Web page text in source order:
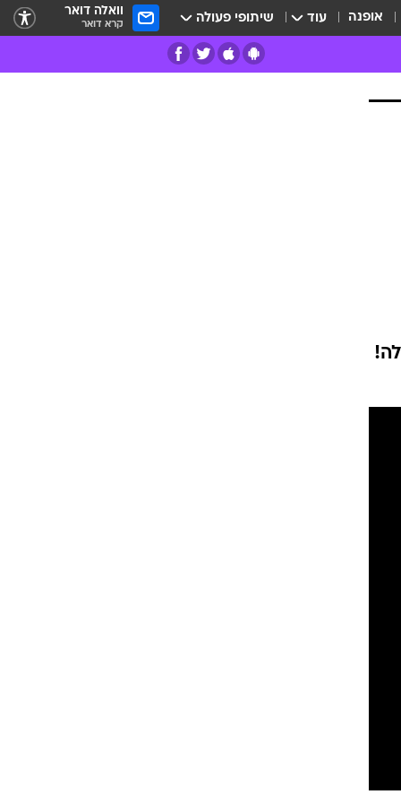
אופנה עוד שיתופי פעולה וואלה דואר
קרא דואר